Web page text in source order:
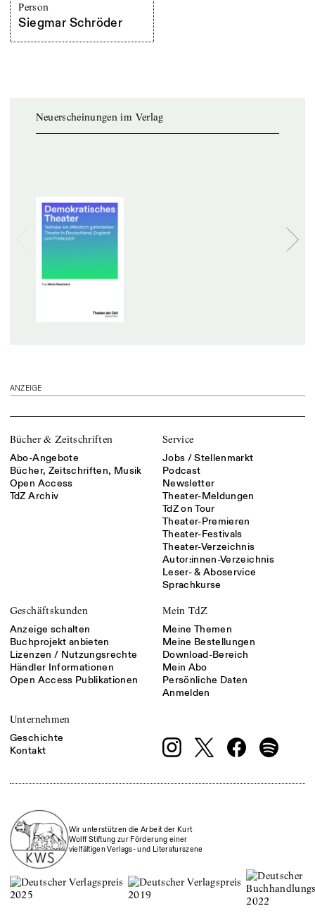
Person
Siegmar Schröder
Neuerscheinungen im Verlag
ANZEIGE
Bücher & Zeitschriften
Abo-Angebote
Bücher, Zeitschriften, Musik
Open Access
TdZ Archiv
Service
Jobs / Stellenmarkt
Podcast
Newsletter
Theater-Meldungen
TdZ on Tour
Theater-Premieren
Theater-Festivals
Theater-Verzeichnis
Autor:innen-Verzeichnis
Leser- & Aboservice
Sprachkurse
Geschäftskunden
Anzeige schalten
Buchprojekt anbieten
Lizenzen / Nutzungsrechte
Händler Informationen
Open Access Publikationen
Mein TdZ
Meine Themen
Meine Bestellungen
Download-Bereich
Mein Abo
Persönliche Daten
Anmelden
Unternehmen
Geschichte
Kontakt
Wir unterstützen die Arbeit der Kurt
Wolff Stiftung zur Förderung einer
vielfältigen Verlags- und Literaturszene